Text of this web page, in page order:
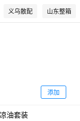
义乌散配 山东整箱
添加
油套装